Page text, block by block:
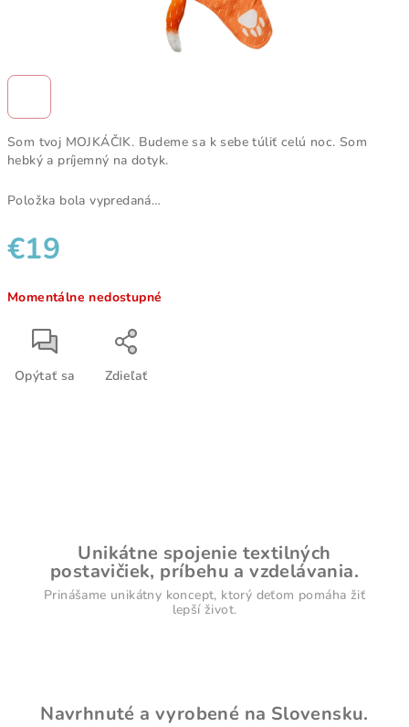
Som tvoj MOJKÁČIK. Budeme sa k sebe túliť celú noc. Som
hebký a príjemný na dotyk.
Položka bola vypredaná…
€19
cena:
Momentálne nedostupné
Opýtať sa Zdieľať
Unikátne spojenie textilných
postavičiek, príbehu a vzdelávania.
Prinášame unikátny koncept, ktorý deťom pomáha žiť
lepší život.
Navrhnuté a vyrobené na Slovensku.